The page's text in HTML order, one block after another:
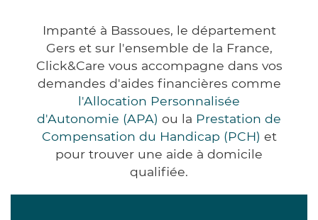
Impanté à Bassoues, le département
Gers et sur l'ensemble de la France,
Click&Care vous accompagne dans vos
demandes d'aides financières comme
l'Allocation Personnalisée
d'Autonomie (APA) ou la Prestation de
Compensation du Handicap (PCH) et
pour trouver une aide à domicile
qualifiée.